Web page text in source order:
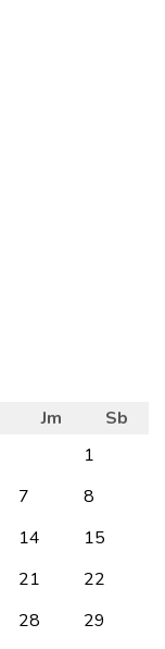
Jm
Sb
1
7
8
14
15
21
22
28
29